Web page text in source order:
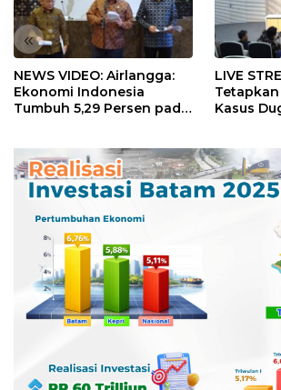
«
NEWS VIDEO: Airlangga:
Ekonomi Indonesia
Tumbuh 5,29 Persen pada
LIVE
Kasus